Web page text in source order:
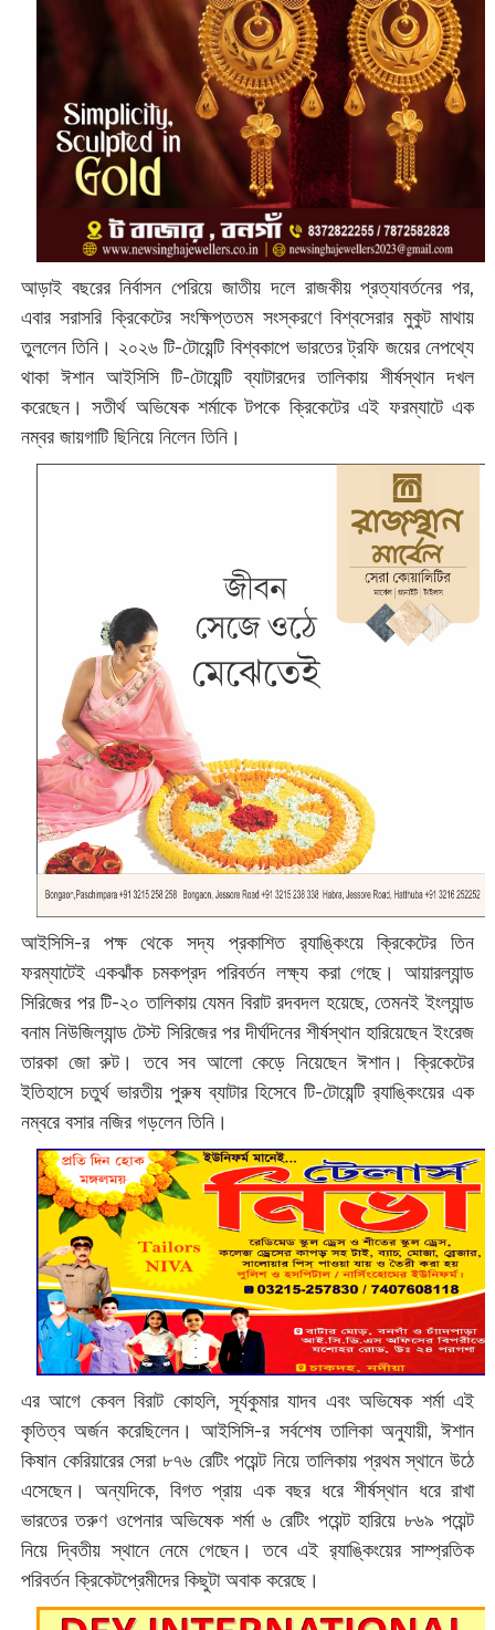
আড়াই বছরের নির্বাসন পেরিয়ে জাতীয় দলে রাজকীয় প্রত্যাবর্তনের পর,
এবার সরাসরি ক্রিকেটের সংক্ষিপ্ততম সংস্করণে বিশ্বসেরার মুকুট মাথায়
তুললেন তিনি। ২০২৬ টি-টোয়েন্টি বিশ্বকাপে ভারতের ট্রফি জয়ের নেপথ্যে
থাকা ঈশান আইসিসি টি-টোয়েন্টি ব্যাটারদের তালিকায় শীর্ষস্থান দখল
করেছেন। সতীর্থ অভিষেক শর্মাকে টপকে ক্রিকেটের এই ফরম্যাটে এক
নম্বর জায়গাটি ছিনিয়ে নিলেন তিনি।
আইসিসি-র পক্ষ থেকে সদ্য প্রকাশিত র‌্যাঙ্কিংয়ে ক্রিকেটের তিন
ফরম্যাটেই একঝাঁক চমকপ্রদ পরিবর্তন লক্ষ্য করা গেছে। আয়ারল্যান্ড
সিরিজের পর টি-২০ তালিকায় যেমন বিরাট রদবদল হয়েছে, তেমনই ইংল্যান্ড
বনাম নিউজিল্যান্ড টেস্ট সিরিজের পর দীর্ঘদিনের শীর্ষস্থান হারিয়েছেন ইংরেজ
তারকা জো রুট। তবে সব আলো কেড়ে নিয়েছেন ঈশান। ক্রিকেটের
ইতিহাসে চতুর্থ ভারতীয় পুরুষ ব্যাটার হিসেবে টি-টোয়েন্টি র‌্যাঙ্কিংয়ের এক
নম্বরে বসার নজির গড়লেন তিনি।
এর আগে কেবল বিরাট কোহলি, সূর্যকুমার যাদব এবং অভিষেক শর্মা এই
কৃতিত্ব অর্জন করেছিলেন। আইসিসি-র সর্বশেষ তালিকা অনুযায়ী, ঈশান
কিষান কেরিয়ারের সেরা ৮৭৬ রেটিং পয়েন্ট নিয়ে তালিকায় প্রথম স্থানে উঠে
এসেছেন। অন্যদিকে, বিগত প্রায় এক বছর ধরে শীর্ষস্থান ধরে রাখা
ভারতের তরুণ ওপেনার অভিষেক শর্মা ৬ রেটিং পয়েন্ট হারিয়ে ৮৬৯ পয়েন্ট
নিয়ে দ্বিতীয় স্থানে নেমে গেছেন। তবে এই র‌্যাঙ্কিংয়ের সাম্প্রতিক
পরিবর্তন ক্রিকেটপ্রেমীদের কিছুটা অবাক করেছে।